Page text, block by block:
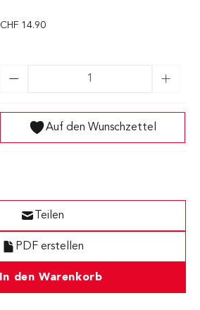
CHF 14.90
Auf den Wunschzettel
In den Warenkorb
PDF erstellen
Teilen